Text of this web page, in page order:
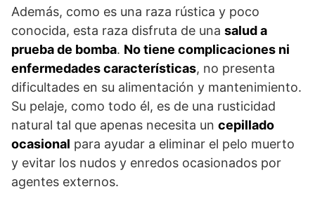
Además, como es una raza rústica y poco
conocida, esta raza disfruta de una salud a
prueba de bomba. No tiene complicaciones ni
enfermedades características, no presenta
dificultades en su alimentación y mantenimiento.
Su pelaje, como todo él, es de una rusticidad
natural tal que apenas necesita un cepillado
ocasional para ayudar a eliminar el pelo muerto
y evitar los nudos y enredos ocasionados por
agentes exter­nos.